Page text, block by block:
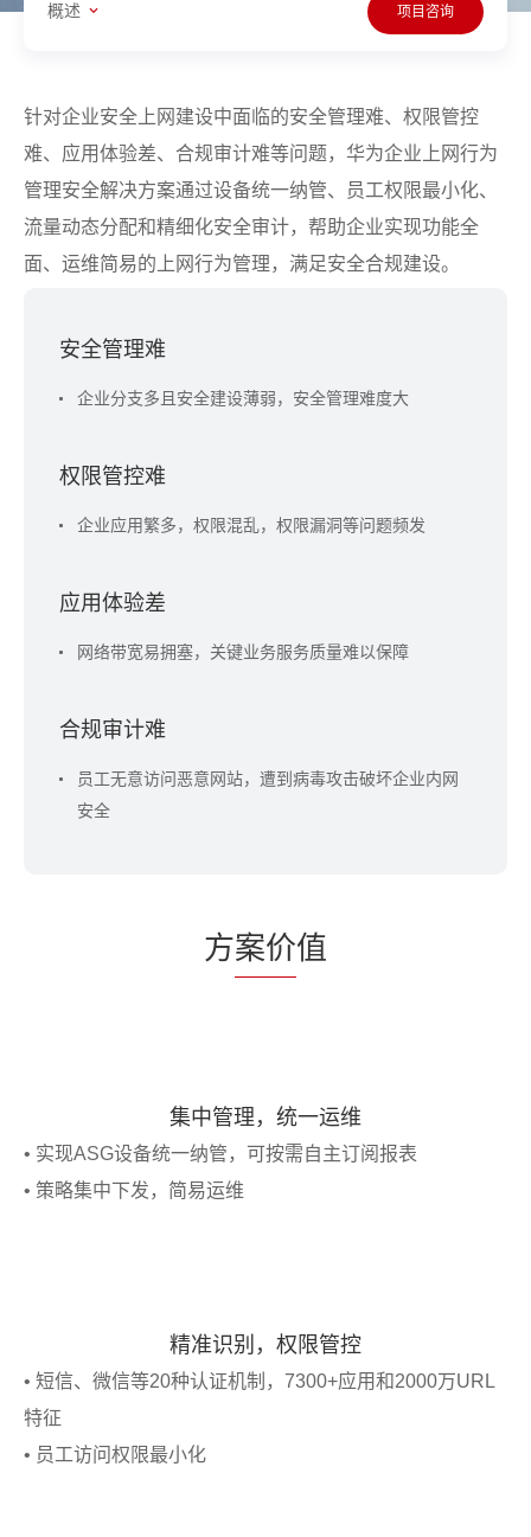
概述 项目咨询
针对企业安全上网建设中面临的安全管理难、权限管控
难、应用体验差、合规审计难等问题，华为企业上网行为
管理安全解决方案通过设备统一纳管、员工权限最小化、
流量动态分配和精细化安全审计，帮助企业实现功能全
面、运维简易的上网行为管理，满足安全合规建设。
安全管理难
企业分支多且安全建设薄弱，安全管理难度大
权限管控难
企业应用繁多，权限混乱，权限漏洞等问题频发
应用体验差
网络带宽易拥塞，关键业务服务质量难以保障
合规审计难
员工无意访问恶意网站，遭到病毒攻击破坏企业内网
安全
方案价值
集中管理，统一运维
• 实现ASG设备统一纳管，可按需自主订阅报表
• 策略集中下发，简易运维
精准识别，权限管控
• 短信、微信等20种认证机制，7300+应用和2000万URL
特征
• 员工访问权限最小化